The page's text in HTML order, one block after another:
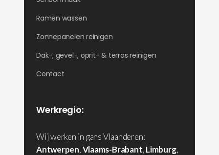
Ramen wassen
Zonnepanelen reinigen
Dak-, gevel-, oprit- & terras reinigen
Contact
Werkregio:
Wij werken in gans Vlaanderen:
Antwerpen,Vlaams-Brabant,Limburg,